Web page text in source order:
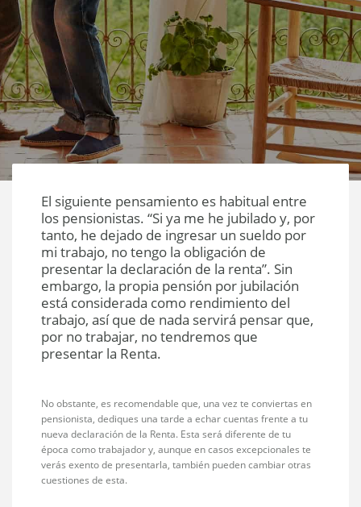
El siguiente pensamiento es habitual entre
los pensionistas. “Si ya me he jubilado y, por
tanto, he dejado de ingresar un sueldo por
mi trabajo, no tengo la obligación de
presentar la declaración de la renta”. Sin
embargo, la propia pensión por jubilación
está considerada como rendimiento del
trabajo, así que de nada servirá pensar que,
por no trabajar, no tendremos que
presentar la Renta.
No obstante, es recomendable que, una vez te conviertas en
pensionista, dediques una tarde a echar cuentas frente a tu
nueva declaración de la Renta. Esta será diferente de tu
época como trabajador y, aunque en casos excepcionales te
verás exento de presentarla, también pueden cambiar otras
cuestiones de esta.